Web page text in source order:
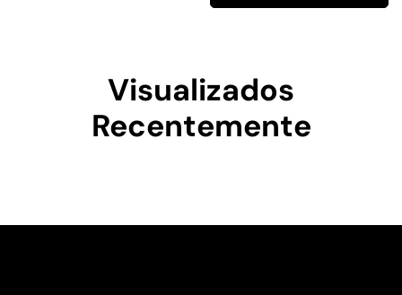
Visualizados
Recentemente